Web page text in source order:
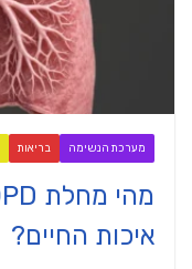
מערכת הנשימה בריאות
איכות החיים?